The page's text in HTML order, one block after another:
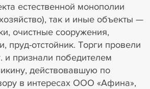
естественной монополии
так и иные объекты —
очистные сооружения,
пруд-отстойник. Торги провели
и признали победителем
действовавшую по
в интересах ООО «Афина»,